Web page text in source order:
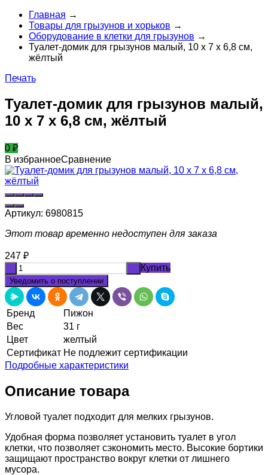
Главная →
Товары для грызунов и хорьков →
Оборудование в клетки для грызунов →
Туалет-домик для грызунов малый, 10 х 7 х 6,8 см,
жёлтый
Печать
Туалет-домик для грызунов малый,
10 х 7 х 6,8 см, жёлтый
0 ₽
В избранноеСравнение
Артикул: 6980815
Этот товар временно недоступен для заказа
247 ₽
Купить
Уведомить о поступлении
Бренд
Пижон
Вес
31 г
Цвет
желтый
Сертификат Не подлежит сертификации
Подробные характеристики
Описание товара
Угловой туалет подходит для мелких грызунов.
Удобная форма позволяет установить туалет в угол
клетки, что позволяет сэкономить место. Высокие бортики
защищают пространство вокруг клетки от лишнего
мусора.